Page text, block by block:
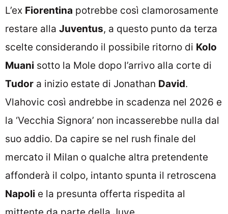
L’ex Fiorentina potrebbe così clamorosamente
restare alla Juventus, a questo punto da terza
scelte considerando il possibile ritorno di Kolo
Muani sotto la Mole dopo l’arrivo alla corte di
Tudor a inizio estate di Jonathan David.
Vlahovic così andrebbe in scadenza nel 2026 e
la ‘Vecchia Signora’ non incasserebbe nulla dal
suo addio. Da capire se nel rush finale del
mercato il Milan o qualche altra pretendente
affonderà il colpo, intanto spunta il retroscena
Napoli e la presunta offerta rispedita al